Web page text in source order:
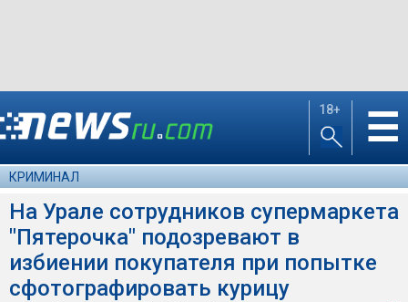
18+ ☰
КРИМИНАЛ
На Урале сотрудников супермаркета
"Пятерочка" подозревают в
избиении покупателя при попытке
сфотографировать курицу